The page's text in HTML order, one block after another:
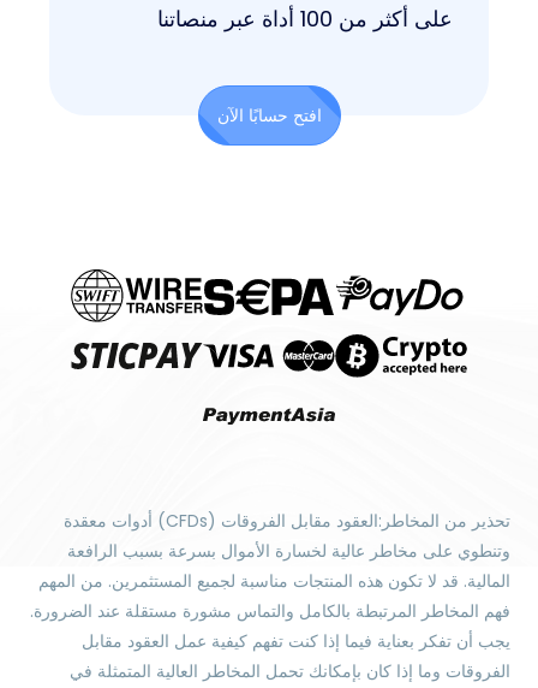
على أكثر من 100 أداة عبر منصاتنا
افتح حسابًا الآن
تحذير من المخاطر:العقود مقابل الفروقات (CFDs) أدوات معقدة
وتنطوي على مخاطر عالية لخسارة الأموال بسرعة بسبب الرافعة
المالية. قد لا تكون هذه المنتجات مناسبة لجميع المستثمرين. من المهم
فهم المخاطر المرتبطة بالكامل والتماس مشورة مستقلة عند الضرورة.
يجب أن تفكر بعناية فيما إذا كنت تفهم كيفية عمل العقود مقابل
الفروقات وما إذا كان بإمكانك تحمل المخاطر العالية المتمثلة في